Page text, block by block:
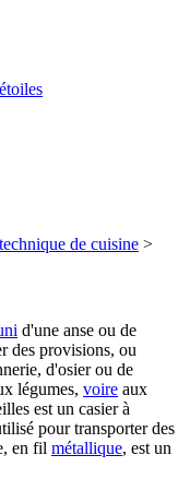
de cuisine >
d'une anse ou de
des provisions, ou
d'osier ou de
légumes, voire aux
est un casier à
pour transporter des
en fil métallique, est un